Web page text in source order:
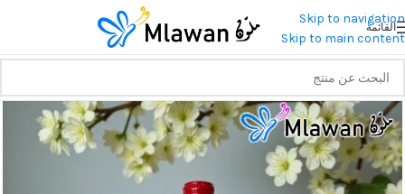
Skip to navigation
Skip to main content
القائمة